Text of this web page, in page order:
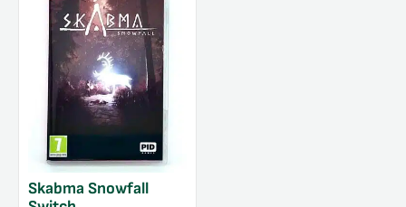
Skabma Snowfall